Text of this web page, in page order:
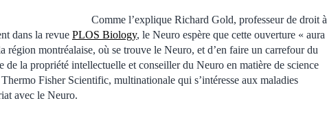
Comme l’explique Richard Gold, professeur de droit à
dans la revue PLOS Biology, le Neuro espère que cette ouverture « aura
région montréalaise, où se trouve le Neuro, et d’en faire un carrefour du
de la propriété intellectuelle et conseiller du Neuro en matière de science
Fisher Scientific, multinationale qui s’intéresse aux maladies
avec le Neuro.